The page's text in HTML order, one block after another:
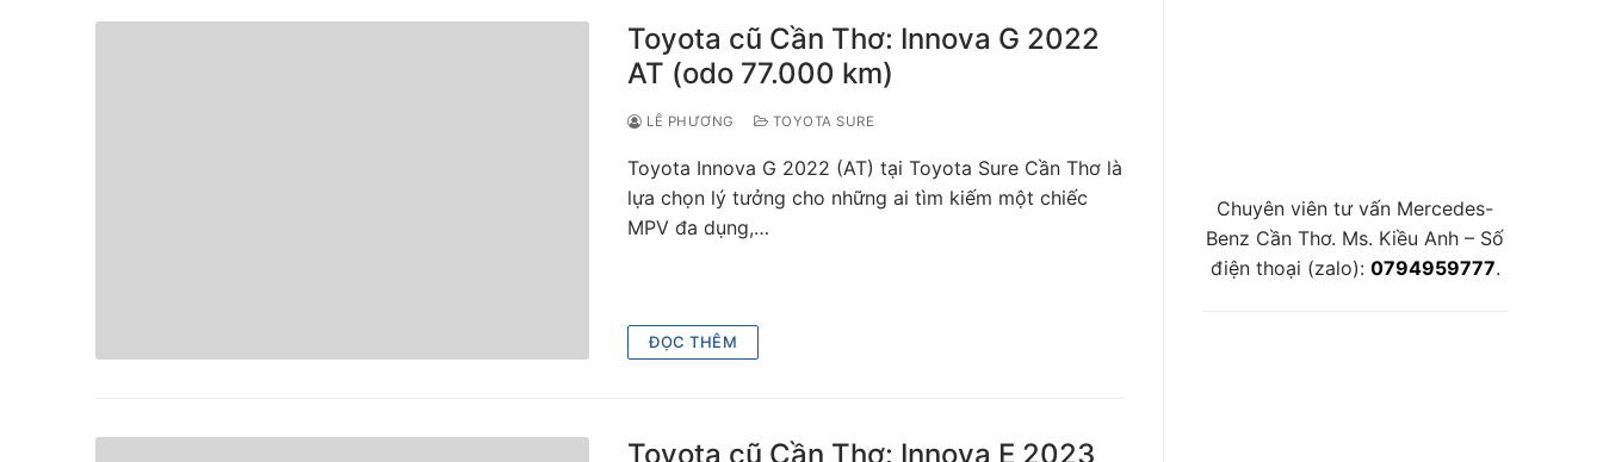
Toyota cũ Cần Thơ: Innova G 2022
AT (odo 77.000 km)
LÊ PHƯƠNG TOYOTA SURE
Toyota Innova G 2022 (AT) tại Toyota Sure Cần Thơ là
lựa chọn lý tưởng cho những ai tìm kiếm một chiếc
MPV đa dụng,…
ĐỌC THÊM
Toyota cũ Cần Thơ: Innova E 2023
Chuyên viên tư vấn Mercedes-
Benz Cần Thơ. Ms. Kiều Anh – Số
điện thoại (zalo): 0794959777.